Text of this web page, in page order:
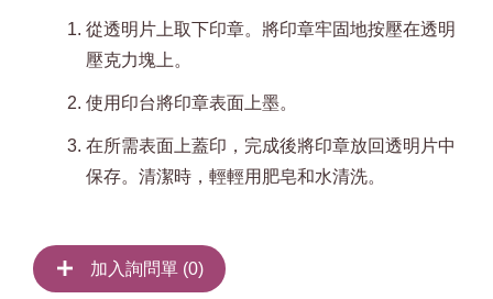
從透明片上取下印章。將印章牢固地按壓在透明
壓克力塊上。
使用印台將印章表面上墨。
在所需表面上蓋印，完成後將印章放回透明片中
保存。清潔時，輕輕用肥皂和水清洗。
加入詢問單 (0)